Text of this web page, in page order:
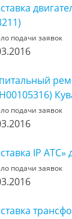
подачи заявок
подачи заявок
IP
подачи заявок